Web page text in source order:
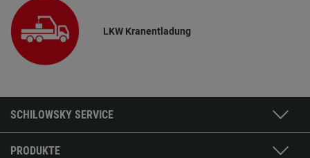
LKW Kranentladung
SCHILOWSKY SERVICE
PRODUKTE